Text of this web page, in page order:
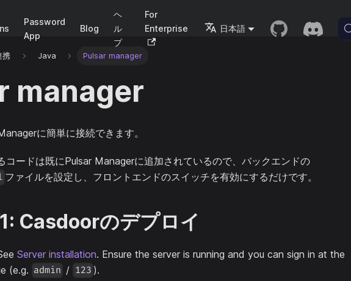
Password
App
Blog
ヘ
ル
プ
For
Enterprise
日本語
携 Java Pulsar manager
manager
に簡単に接続できます。
コードは既にPulsar Managerに追加されているので、バックエンドの
ファイルを設定し、フロントエンドのスイッチを有効にするだけです。
Casdoorのデプロイ
Server installation. Ensure the server is running and you can sign in at the
(e.g. admin / 123 ).